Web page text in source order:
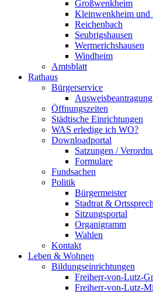
Großwenkheim
Kleinwenkheim und
Reichenbach
Seubrigshausen
Wermerichshausen
Windheim
Amtsblatt
Rathaus
Bürgerservice
Ausweisbeantragung
Öffnungszeiten
Städtische Einrichtungen
WAS erledige ich WO?
Downloadportal
Satzungen /
Formulare
Fundsachen
Politik
Bürgermeister
Stadtrat &
Sitzungsportal
Organigramm
Wahlen
Kontakt
Leben & Wohnen
Bildungseinrichtungen
Freiherr-von-Lutz-
Freiherr-von-Lutz-